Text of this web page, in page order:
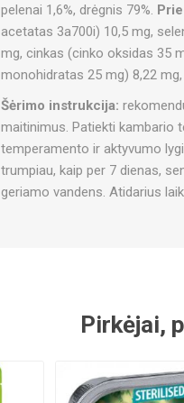
pelenai 1,6%, drėgnis 79%.
acetatas 3a700i) 10,5 mg,
mg, cinkas (cinko oksidas 35
monohidratas 25 mg) 8,22
Šėrimo instrukcija:
maitinimus. Patiekti kambario
temperamento ir aktyvumo
trumpiau, kaip per 7 dienas,
geriamo vandens. Atidarius
Pirkėjai,